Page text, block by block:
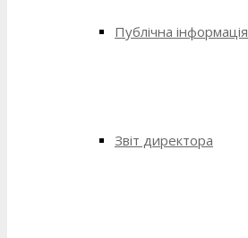
Публічна інформація
Звіт директора